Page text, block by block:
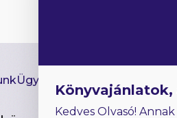
Ügyfélszolgálat
Kedves Olvasó!